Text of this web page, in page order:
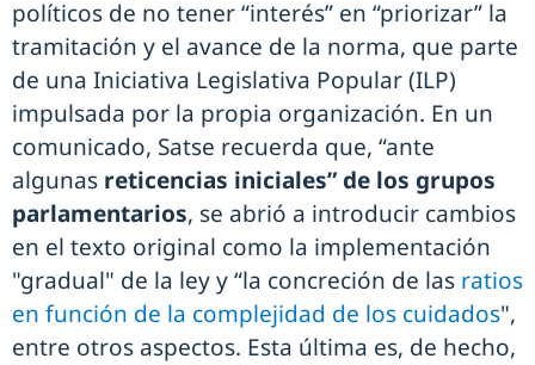
políticos de no tener “interés” en “priorizar” la
tramitación y el avance de la norma, que parte
de una Iniciativa Legislativa Popular (ILP)
impulsada por la propia organización. En un
comunicado, Satse recuerda que, “ante
algunas reticencias iniciales” de los grupos
parlamentarios, se abrió a introducir cambios
en el texto original como la implementación
"gradual" de la ley y “la concreción de las ratios
en función de la complejidad de los cuidados",
entre otros aspectos. Esta última es, de hecho,